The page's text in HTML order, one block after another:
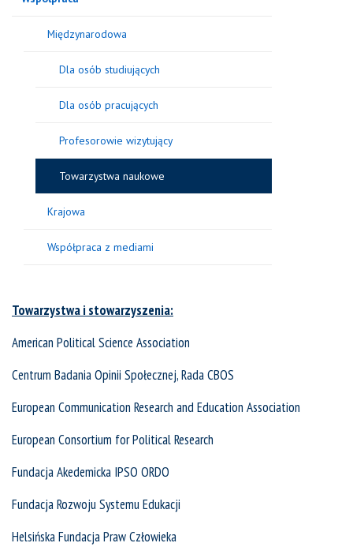
Towarzystwa i stowarzyszenia:
American Political Science Association
Centrum Badania Opinii Społecznej, Rada CBOS
European Communication Research and Education Association
European Consortium for Political Research
Fundacja Akedemicka IPSO ORDO
Fundacja Rozwoju Systemu Edukacji
Helsińska Fundacja Praw Człowieka
Międzynarodowa
Dla osób studiujących
Dla osób pracujących
Profesorowie wizytujący
Towarzystwa naukowe
Krajowa
Współpraca z mediami